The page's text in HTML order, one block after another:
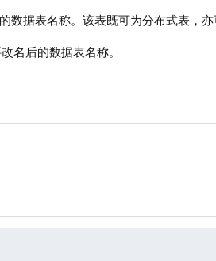
数据表名称。该表既可为分布式表，亦
名后的数据表名称。